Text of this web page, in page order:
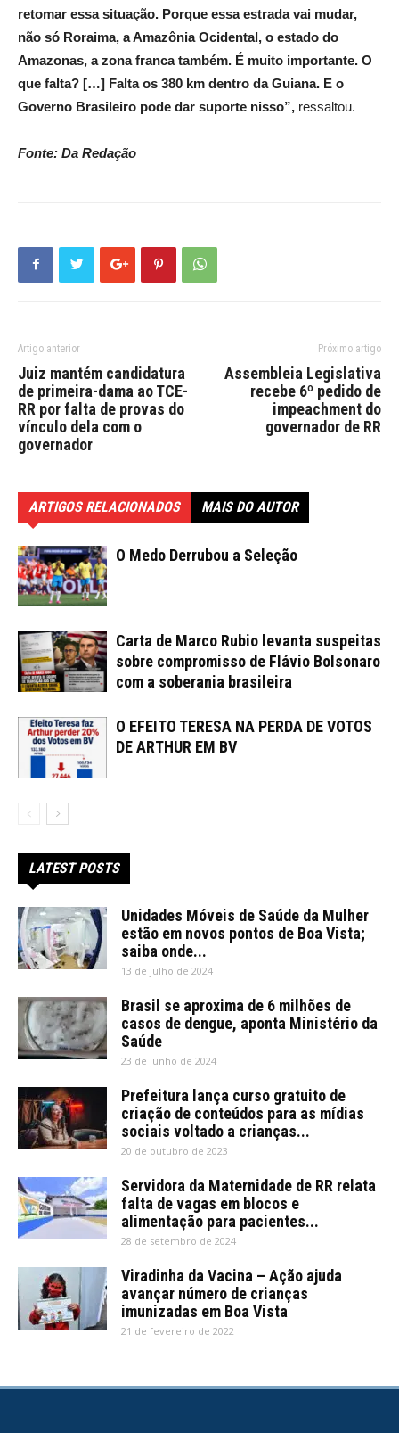
retomar essa situação. Porque essa estrada vai mudar,
não só Roraima, a Amazônia Ocidental, o estado do
Amazonas, a zona franca também. É muito importante. O
que falta? […] Falta os 380 km dentro da Guiana. E o
Governo Brasileiro pode dar suporte nisso”, ressaltou.
Fonte: Da Redação
Artigo anterior
Juiz mantém candidatura
de primeira-dama ao TCE-
RR por falta de provas do
vínculo dela com o
governador
Próximo artigo
Assembleia Legislativa
recebe 6º pedido de
impeachment do
governador de RR
ARTIGOS RELACIONADOS MAIS DO AUTOR
O Medo Derrubou a Seleção
Carta de Marco Rubio levanta suspeitas
sobre compromisso de Flávio Bolsonaro
com a soberania brasileira
O EFEITO TERESA NA PERDA DE VOTOS
DE ARTHUR EM BV
LATEST POSTS
Unidades Móveis de Saúde da Mulher
estão em novos pontos de Boa Vista;
saiba onde...
13 de julho de 2024
Brasil se aproxima de 6 milhões de
casos de dengue, aponta Ministério da
Saúde
23 de junho de 2024
Prefeitura lança curso gratuito de
criação de conteúdos para as mídias
sociais voltado a crianças...
20 de outubro de 2023
Servidora da Maternidade de RR relata
falta de vagas em blocos e
alimentação para pacientes...
28 de setembro de 2024
Viradinha da Vacina – Ação ajuda
avançar número de crianças
imunizadas em Boa Vista
21 de fevereiro de 2022